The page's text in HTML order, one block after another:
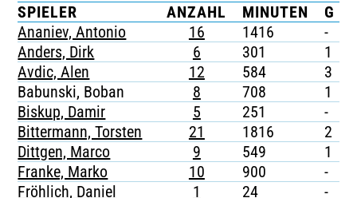
TICKETING
SPIELER
ANZAHL MINUTEN G
Ananiev, Antonio
16 1416 -
Anders, Dirk
6 301 1
Avdic, Alen
12 584 3
Babunski, Boban
8 708 1
Biskup, Damir
5 251 -
Bittermann, Torsten
21 1816 2
Dittgen, Marco
9 549 1
Franke, Marko
10 900 -
Fröhlich, Daniel
1 24 -